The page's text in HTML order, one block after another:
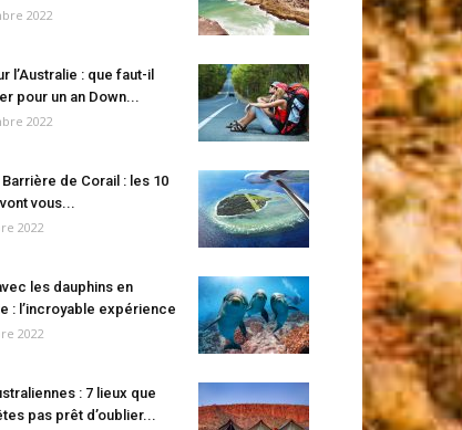
2022
l’Australie : que faut-il
pour un an Down...
2022
Barrière de Corail : les 10
vous...
2022
les dauphins en
: l’incroyable expérience
2022
: 7 lieux que
pas prêt d’oublier...